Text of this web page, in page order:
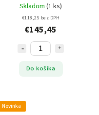
Skladom (1 ks)
€118,25 bez DPH
€145,45
Do košíka
Novinka